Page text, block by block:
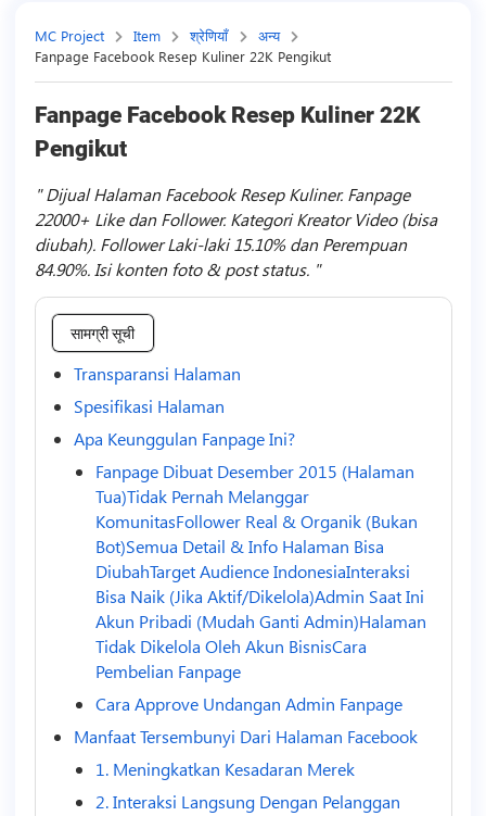
MC Project Item श्रेणियाँ
अन्य
Fanpage Facebook Resep Kuliner 22K Pengikut
Fanpage Facebook Resep Kuliner 22K
Pengikut
Dijual Halaman Facebook Resep Kuliner. Fanpage
22000+ Like dan Follower. Kategori Kreator Video (bisa
diubah). Follower Laki-laki 15.10% dan Perempuan
84.90%. Isi konten foto & post status.
सामग्री सूची
Transparansi Halaman
Spesifikasi Halaman
Apa Keunggulan Fanpage Ini?
Fanpage Dibuat Desember 2015 (Halaman
Tua)Tidak Pernah Melanggar
KomunitasFollower Real & Organik (Bukan
Bot)Semua Detail & Info Halaman Bisa
DiubahTarget Audience IndonesiaInteraksi
Bisa Naik (Jika Aktif/Dikelola)Admin Saat Ini
Akun Pribadi (Mudah Ganti Admin)Halaman
Tidak Dikelola Oleh Akun BisnisCara
Pembelian Fanpage
Cara Approve Undangan Admin Fanpage
Manfaat Tersembunyi Dari Halaman Facebook
1. Meningkatkan Kesadaran Merek
2. Interaksi Langsung Dengan Pelanggan